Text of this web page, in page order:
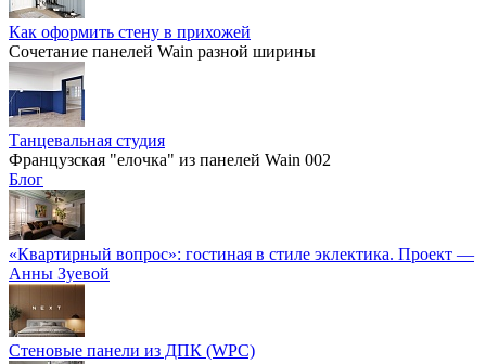
Как оформить стену в прихожей
Сочетание панелей Wain разной ширины
Танцевальная студия
Французская "елочка" из панелей Wain 002
Блог
«Квартирный вопрос»: гостиная в стиле эклектика. Проект —
Анны Зуевой
Стеновые панели из ДПК (WPC)